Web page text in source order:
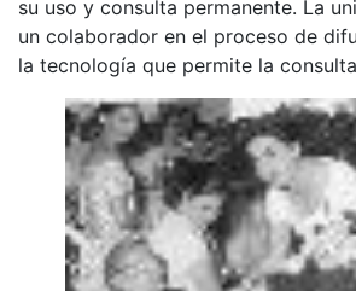
su uso y consulta permanente. La
un colaborador en el proceso de
la tecnología que permite la